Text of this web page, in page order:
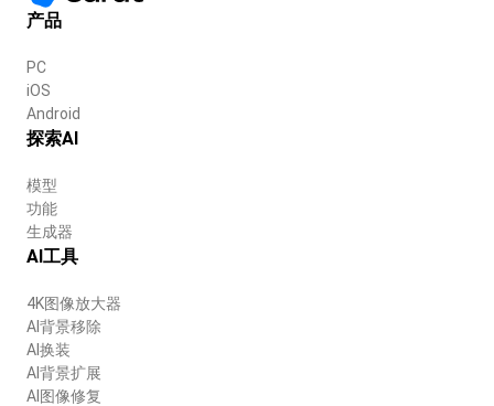
产品
PC
iOS
Android
探索AI
模型
功能
生成器
AI工具
4K图像放大器
AI背景移除
AI换装
AI背景扩展
AI图像修复